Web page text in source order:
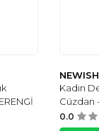
NEWISH
Kadın
Cüzdan
0.0